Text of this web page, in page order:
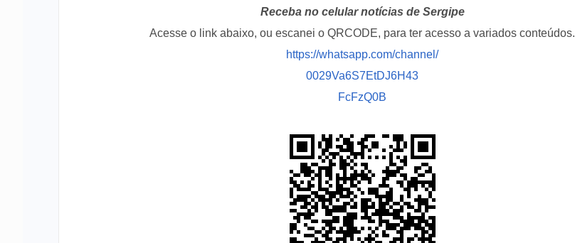
Receba no celular notícias de Sergipe
Acesse o link abaixo, ou escanei o QRCODE, para ter acesso a variados conteúdos.
https://whatsapp.com/channel/
0029Va6S7EtDJ6H43
FcFzQ0B